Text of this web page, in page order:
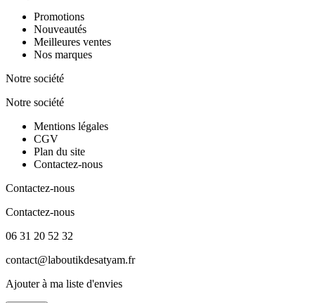
Promotions
Nouveautés
Meilleures ventes
Nos marques
Notre société
Notre société
Mentions légales
CGV
Plan du site
Contactez-nous
Contactez-nous
Contactez-nous
06 31 20 52 32
contact@laboutikdesatyam.fr
Ajouter à ma liste d'envies